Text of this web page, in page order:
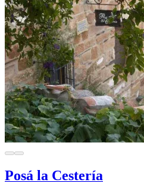
Posá la Cestería